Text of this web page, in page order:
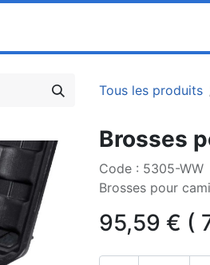
Tous les produits
Brosses
Code : 5305-WW
Brosses pour
95,59 € (